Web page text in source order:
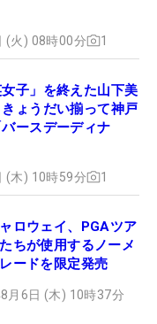
(火) 08時00分 1
子」を終えた山下美
ょうだい揃って神戸
ースデーディナ
(木) 10時59分 1
ロウェイ、PGAツア
ちが使用するノーメ
ードを限定発売
月6日 (木) 10時37分